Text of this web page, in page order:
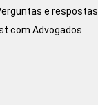
e respostas
com Advogados